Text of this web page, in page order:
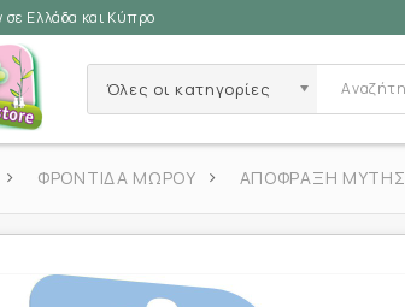
Ελλάδα και Κύπρο
Όλες οι κατηγορίες
ΦΡΟΝΤΙΔΑ ΜΩΡΟΥ ΑΠΟΦΡΑΞΗ ΜΥΤΗΣ